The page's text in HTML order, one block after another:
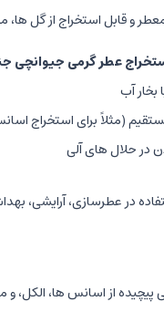
و قابل استخراج از گل
عطر گرمی جیوانچی
بخار آب
(مثلاً برای استخراج
در حلال های آلی
در عطرسازی، آرایشی،
پیچیده از اسانس ها، الکل،